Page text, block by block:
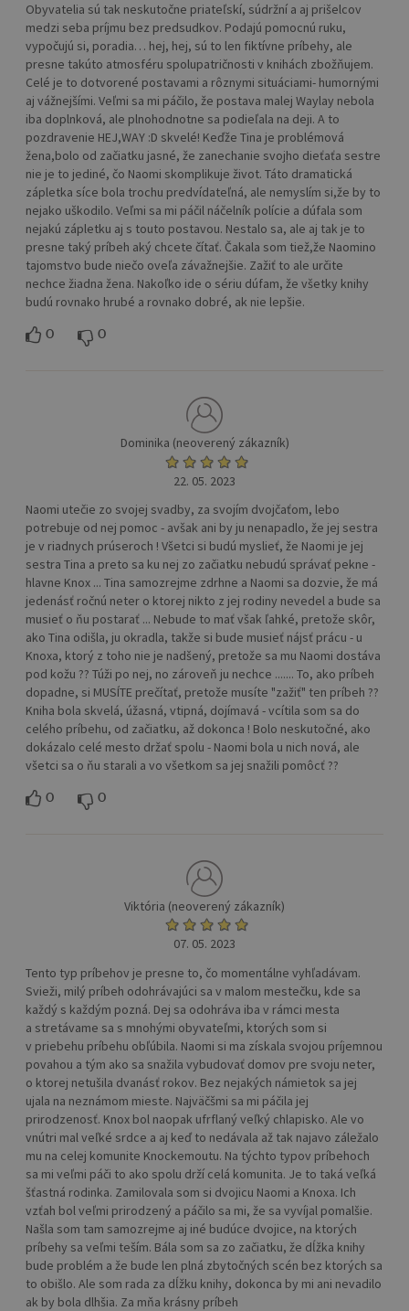
Obyvatelia sú tak neskutočne priateľskí, súdržní a aj prišelcov
medzi seba príjmu bez predsudkov. Podajú pomocnú ruku,
vypočujú si, poradia… hej, hej, sú to len fiktívne príbehy, ale
presne takúto atmosféru spolupatričnosti v knihách zbožňujem.
Celé je to dotvorené postavami a rôznymi situáciami- humornými
aj vážnejšími. Veľmi sa mi páčilo, že postava malej Waylay nebola
iba doplnková, ale plnohodnotne sa podieľala na deji. A to
pozdravenie HEJ,WAY :D skvelé! Keďže Tina je problémová
žena,bolo od začiatku jasné, že zanechanie svojho dieťaťa sestre
nie je to jediné, čo Naomi skomplikuje život. Táto dramatická
zápletka síce bola trochu predvídateľná, ale nemyslím si,že by to
nejako uškodilo. Veľmi sa mi páčil náčelník polície a dúfala som
nejakú zápletku aj s touto postavou. Nestalo sa, ale aj tak je to
presne taký príbeh aký chcete čítať. Čakala som tiež,že Naomino
tajomstvo bude niečo oveľa závažnejšie. Zažiť to ale určite
nechce žiadna žena. Nakoľko ide o sériu dúfam, že všetky knihy
budú rovnako hrubé a rovnako dobré, ak nie lepšie.
0 0
Dominika (neoverený zákazník)
22. 05. 2023
Naomi utečie zo svojej svadby, za svojím dvojčaťom, lebo
potrebuje od nej pomoc - avšak ani by ju nenapadlo, že jej sestra
je v riadnych prúseroch ! Všetci si budú myslieť, že Naomi je jej
sestra Tina a preto sa ku nej zo začiatku nebudú správať pekne -
hlavne Knox ... Tina samozrejme zdrhne a Naomi sa dozvie, že má
jedenásť ročnú neter o ktorej nikto z jej rodiny nevedel a bude sa
musieť o ňu postarať ... Nebude to mať však ľahké, pretože skôr,
ako Tina odišla, ju okradla, takže si bude musieť nájsť prácu - u
Knoxa, ktorý z toho nie je nadšený, pretože sa mu Naomi dostáva
pod kožu ?? Túži po nej, no zároveň ju nechce ....... To, ako príbeh
dopadne, si MUSÍTE prečítať, pretože musíte "zažiť" ten príbeh ??
Kniha bola skvelá, úžasná, vtipná, dojímavá - vcítila som sa do
celého príbehu, od začiatku, až dokonca ! Bolo neskutočné, ako
dokázalo celé mesto držať spolu - Naomi bola u nich nová, ale
všetci sa o ňu starali a vo všetkom sa jej snažili pomôcť ??
0 0
Viktória (neoverený zákazník)
07. 05. 2023
Tento typ príbehov je presne to, čo momentálne vyhľadávam.
Svieži, milý príbeh odohrávajúci sa v malom mestečku, kde sa
každý s každým pozná. Dej sa odohráva iba v rámci mesta
a stretávame sa s mnohými obyvateľmi, ktorých som si
v priebehu príbehu obľúbila. Naomi si ma získala svojou príjemnou
povahou a tým ako sa snažila vybudovať domov pre svoju neter,
o ktorej netušila dvanásť rokov. Bez nejakých námietok sa jej
ujala na neznámom mieste. Najväčšmi sa mi páčila jej
prirodzenosť. Knox bol naopak ufrflaný veľký chlapisko. Ale vo
vnútri mal veľké srdce a aj keď to nedávala až tak najavo záležalo
mu na celej komunite Knockemoutu. Na týchto typov príbehoch
sa mi veľmi páči to ako spolu drží celá komunita. Je to taká veľká
šťastná rodinka. Zamilovala som si dvojicu Naomi a Knoxa. Ich
vzťah bol veľmi prirodzený a páčilo sa mi, že sa vyvíjal pomalšie.
Našla som tam samozrejme aj iné budúce dvojice, na ktorých
príbehy sa veľmi teším. Bála som sa zo začiatku, že dĺžka knihy
bude problém a že bude len plná zbytočných scén bez ktorých sa
to obišlo. Ale som rada za dĺžku knihy, dokonca by mi ani nevadilo
ak by bola dlhšia. Za mňa krásny príbeh